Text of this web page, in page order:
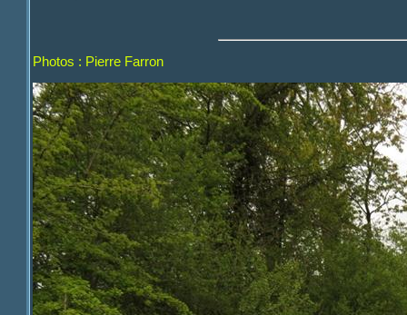
Photos : Pierre Farron